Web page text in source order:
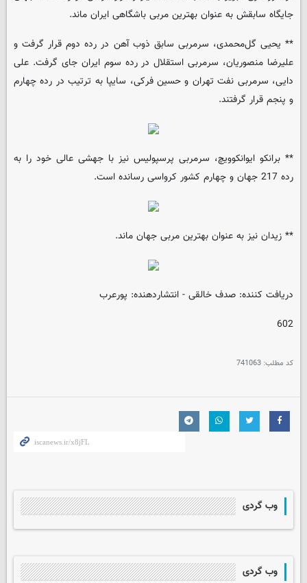
جایگاه سابقش به عنوان بهترین مربی باشگاهی ایران ماند.
** یحیی گل‌محمدی، سرمربی سابق ذوب آهن در رده دوم قرار گرفت و
علیرضا منصوریان، سرمربی استقلال در رده سوم ایران جای گرفت. علی
دایی، سرمربی نفت تهران و حسین فرکی، سایپا به ترتیب در رده چهارم
و پنجم قرار گرفتند.
** برانکو ایوانکوویچ، سرمربی پرسپولیس نیز با جهشی عالی خود را به
رده 217 جهان و چهارم کشور کرواسی رسانده است.
** زیدان نیز به عنوان بهترین مربی جهان ماند.
دریافت کننده: صدف خالقی - انتشاردهنده: پورعرب
602
کد مطلب: 741063
وب گردی
وب گردی